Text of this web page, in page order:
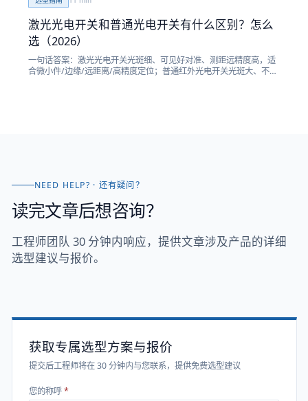
激光光电开关和普通光电开关有什么区别？怎么
选（2026）
一句话答案：激光光电开关光斑细、可见好对准、测距远精度高，适
合微小件/边缘/远距离/高精度定位；普通红外光电开关光斑大、不可
NEED HELP? · 还有疑问？
读完文章后想咨询？
工程师团队 30 分钟内响应，提供文章涉及产品的详细
选型建议与报价。
获取专属选型方案与报价
提交后工程师将在 30 分钟内与您联系，提供免费选型建议
您的称呼*